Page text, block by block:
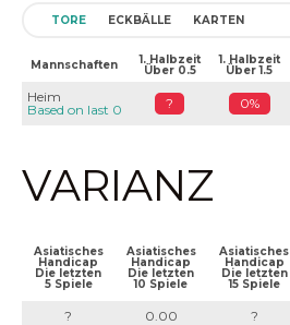
TORE ECKBÄLLE KARTEN
Mannschaften 1. Halbzeit
Über 0.5
1. Halbzeit
Über 1.5
Heim
Based on last 0
? 0%
VARIANZ
Asiatisches
Handicap
Die letzten
5 Spiele
Asiatisches
Handicap
Die letzten
10 Spiele
Asiatisches
Handicap
Die letzten
15 Spiele
? 0.00 ?